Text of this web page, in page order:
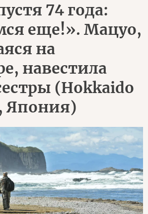
74 года:
еще!». Мацуо,
на
навестила
(Hokkaido
Япония)